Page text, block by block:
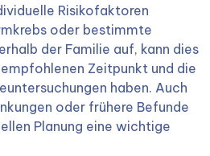
Risikofaktoren
oder bestimmte
der Familie auf, kann dies
Zeitpunkt und die
haben. Auch
oder frühere Befunde
Planung eine wichtige